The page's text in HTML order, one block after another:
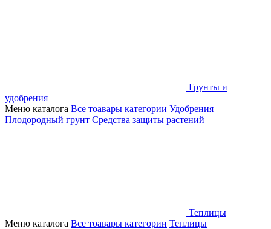
Грунты и
удобрения
Меню каталога Все тоавары категории Удобрения
Плодородный грунт Средства защиты растений
Теплицы
Меню каталога Все тоавары категории Теплицы